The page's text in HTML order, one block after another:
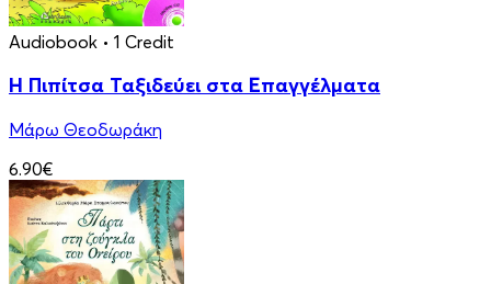
Audiobook • 1 Credit
Η Πιπίτσα Ταξιδεύει στα Επαγγέλματα
Μάρω Θεοδωράκη
6.90€